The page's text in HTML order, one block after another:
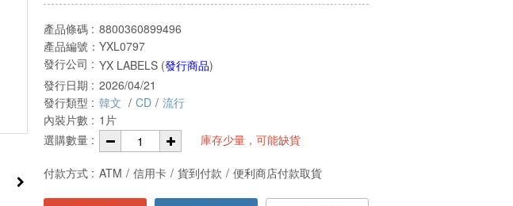
產品條碼 : 8800360899496
產品編號： YXL0797
發行公司 : YX LABELS (發行商品)
發行日期 : 2026/04/21
發行類型 : 韓文 / CD / 流行
內裝片數 : 1片
選購數量 :
庫存少量，可能缺貨
付款方式 : ATM / 信用卡 / 貨到付款 / 便利商店付款取貨